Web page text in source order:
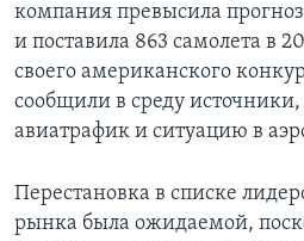
компания превысила
и поставила 863 самолета в
своего американского
сообщили в среду
авиатрафик и ситуацию в
Перестановка в списке
рынка была ожидаемой,